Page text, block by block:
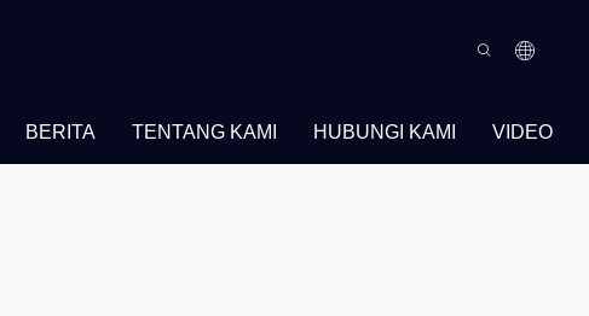
BERITA TENTANG KAMI HUBUNGI KAMI VIDEO